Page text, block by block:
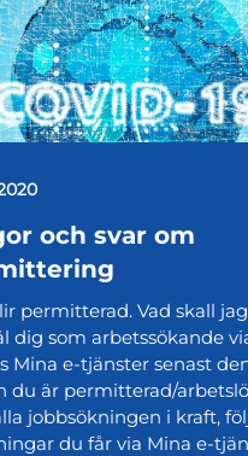
och svar om
permitterad. Vad skall
dig som arbetssökande
Mina e-tjänster senast
du är permitterad/
jobbsökningen i kraft,
du får via Mina e-